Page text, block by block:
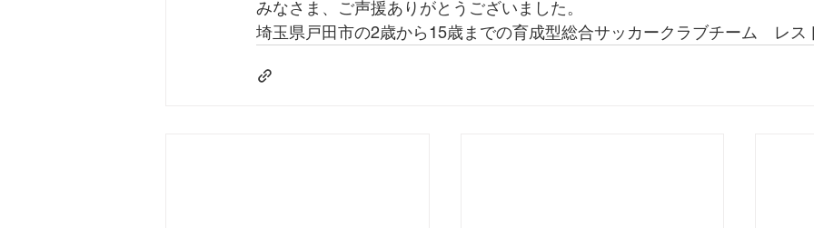
みなさま、ご声援ありがとうございました。
埼玉県戸田市の2歳から15歳までの育成型総合サッカークラブチーム　レス